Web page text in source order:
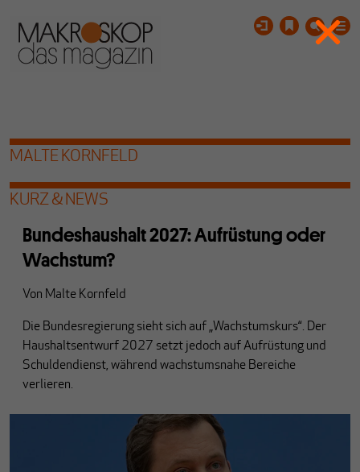
MALTE KORNFELD
KURZ & NEWS
Bundeshaushalt 2027: Aufrüstung oder
Wachstum?
Von Malte Kornfeld
Die Bundesregierung sieht sich auf „Wachstumskurs“. Der
Haushaltsentwurf 2027 setzt jedoch auf Aufrüstung und
Schuldendienst, während wachstumsnahe Bereiche
verlieren.